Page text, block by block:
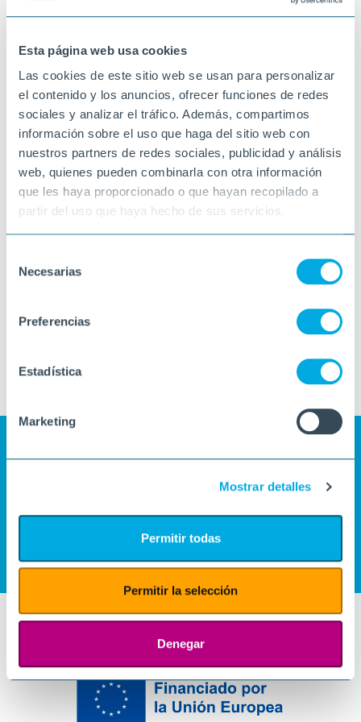
Esta página web usa cookies
Las cookies de este sitio web se usan para personalizar
el contenido y los anuncios, ofrecer funciones de redes
sociales y analizar el tráfico. Además, compartimos
información sobre el uso que haga del sitio web con
nuestros partners de redes sociales, publicidad y análisis
web, quienes pueden combinarla con otra información
que les haya proporcionado o que hayan recopilado a
partir del uso que haya hecho de sus servicios.
Necesarias
Preferencias
Estadística
Marketing
Mostrar detalles
Permitir todas
Permitir la selección
Denegar
SANT FRUITÓS DE BAGES